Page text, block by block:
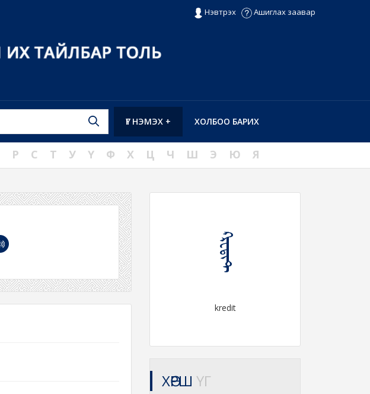
Нэвтрэх Ашиглах заавар
ХОЛБОО БАРИХ
ҮГ НЭМЭХ +
Р С Т У Ү Ф Х Ц Ч Ш Э Ю Я
ᠺᠷᠧᠳᠢᠲ
kredit
ХӨРШ ҮГ